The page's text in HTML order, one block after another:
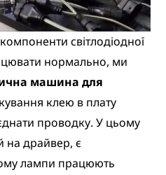
світлодіодної
нормально, ми
машина для
клею в плату
проводку. У цьому
на драйвер, є
лампи працюють